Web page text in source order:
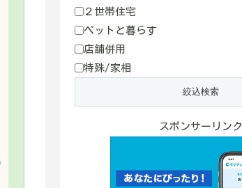
２世帯住宅
ペットと暮らす
店舗併用
特殊/家相
スポンサーリンク